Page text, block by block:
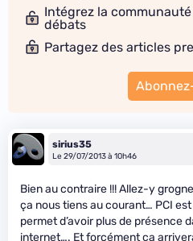
Intégrez la
débats
Partagez des articles
sirius35
Le 29/07/2013 à 10h46
Bien au contraire !!! Allez-y
ça nous tiens au courant… PCI
permet d’avoir plus de présence
internet…. Et forcément ça